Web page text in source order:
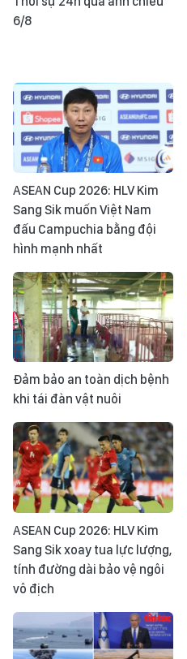
6/8
ASEAN Cup 2026: HLV Kim
Sang Sik muốn Việt Nam
đấu Campuchia bằng đội
hình mạnh nhất
Đảm bảo an toàn dịch bệnh
khi tái đàn vật nuôi
ASEAN Cup 2026: HLV Kim
Sang Sik xoay tua lực lượng,
tính đường dài bảo vệ ngôi
vô địch